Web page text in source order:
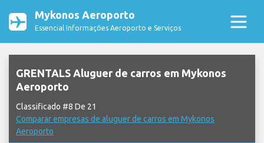
Mykonos Aeroporto
Essencial Informações Aeroporto e Serviços
GRENTALS Aluguer de carros em Mykonos
Aeroporto
Classificado #8 De 21
Comparar empresas de aluguer de carros em Mykonos
Aeroporto